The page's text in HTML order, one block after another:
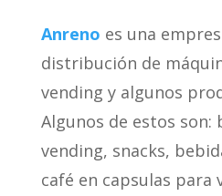
Anreno es una
distribución de
vending y algunos
Algunos de estos son:
vending, snacks,
café en capsulas para